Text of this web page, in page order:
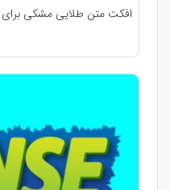
افکت متن طلایی مشکی